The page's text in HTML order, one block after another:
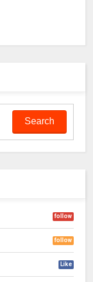
follow
follow
Like